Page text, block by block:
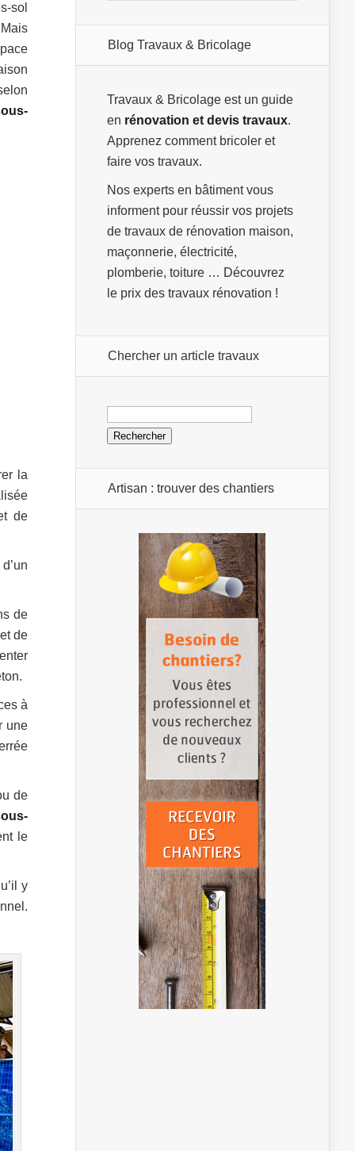
sol
la
de
de
de
à
une
de
le
y
Blog Travaux & Bricolage
Travaux & Bricolage est un guide
en rénovation et devis travaux.
Apprenez comment bricoler et
faire vos travaux.
Nos experts en bâtiment vous
informent pour réussir vos projets
de travaux de rénovation maison,
maçonnerie, électricité,
plomberie, toiture … Découvrez
le prix des travaux rénovation !
Chercher un article travaux
Rechercher :
Artisan : trouver des chantiers